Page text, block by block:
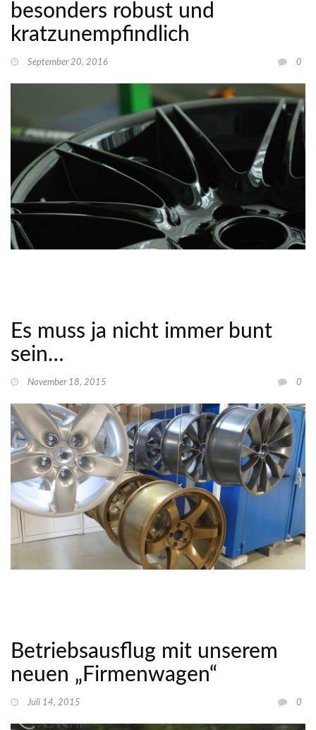
besonders robust und
kratzunempfindlich
September 20, 2016 0
Es muss ja nicht immer bunt
sein…
November 18, 2015 0
Betriebsausflug mit unserem
neuen „Firmenwagen“
Juli 14, 2015 0